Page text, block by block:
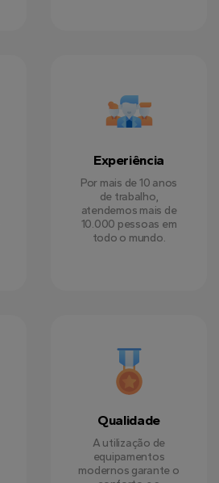
Experiência
Por mais de 10 anos
de trabalho,
atendemos mais de
10.000 pessoas em
todo o mundo.
Qualidade
A utilização de
equipamentos
modernos garante o